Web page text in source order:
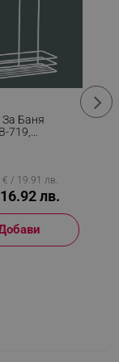
Баня
719,
/ 19.91 лв.
лв.